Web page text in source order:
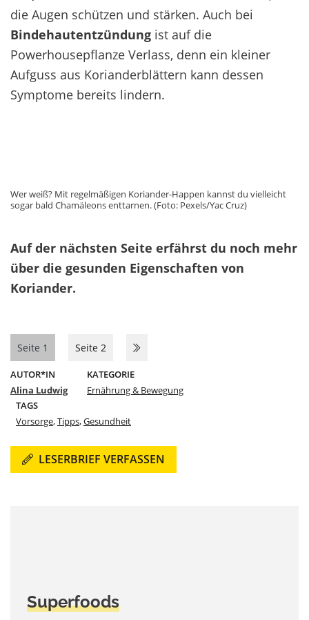
die Augen schützen und stärken. Auch bei
Bindehautentzündung ist auf die
Powerhousepflanze Verlass, denn ein kleiner
Aufguss aus Korianderblättern kann dessen
Symptome bereits lindern.
Wer weiß? Mit regelmäßigen Koriander-Happen kannst du vielleicht
sogar bald Chamäleons enttarnen. (Foto: Pexels/Yac Cruz)
Auf der nächsten Seite erfährst du noch mehr
über die gesunden Eigenschaften von
Koriander.
Seite 1 Seite 2
AUTOR*IN
Alina Ludwig
KATEGORIE
Ernährung & Bewegung
TAGS
Vorsorge,Tipps,Gesundheit
LESERBRIEF VERFASSEN
Superfoods